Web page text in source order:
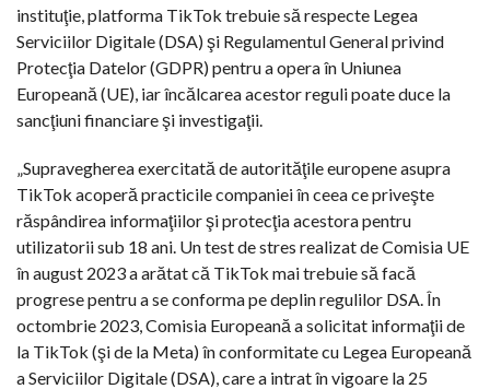
instituţie, platforma TikTok trebuie să respecte Legea
Serviciilor Digitale (DSA) şi Regulamentul General privind
Protecţia Datelor (GDPR) pentru a opera în Uniunea
Europeană (UE), iar încălcarea acestor reguli poate duce la
sancţiuni financiare şi investigaţii.
„Supravegherea exercitată de autorităţile europene asupra
TikTok acoperă practicile companiei în ceea ce priveşte
răspândirea informaţiilor şi protecţia acestora pentru
utilizatorii sub 18 ani. Un test de stres realizat de Comisia UE
în august 2023 a arătat că TikTok mai trebuie să facă
progrese pentru a se conforma pe deplin regulilor DSA. În
octombrie 2023, Comisia Europeană a solicitat informaţii de
la TikTok (şi de la Meta) în conformitate cu Legea Europeană
a Serviciilor Digitale (DSA), care a intrat în vigoare la 25